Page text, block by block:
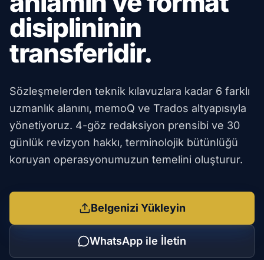
disiplininin
transferidir.
Sözleşmelerden teknik kılavuzlara kadar 6 farklı
uzmanlık alanını, memoQ ve Trados altyapısıyla
yönetiyoruz. 4-göz redaksiyon prensibi ve 30
günlük revizyon hakkı, terminolojik bütünlüğü
koruyan operasyonumuzun temelini oluşturur.
Belgenizi Yükleyin
WhatsApp ile İletin